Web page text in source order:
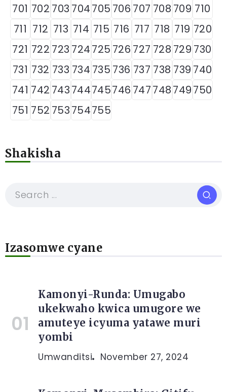
701 702 703 704705 706 707 708 709 710
711 712 713 714 715 716 717 718 719 720
721 722 723 724725 726 727 728 729 730
731 732 733 734 735 736 737 738 739 740
741 742 743744745746 747748749750
751 752 753754755
Shakisha
Izasomwe cyane
Kamonyi-Runda: Umugabo
ukekwaho kwica umugore we
amuteye icyuma yatawe muri
yombi
Umwanditsi November 27, 2024